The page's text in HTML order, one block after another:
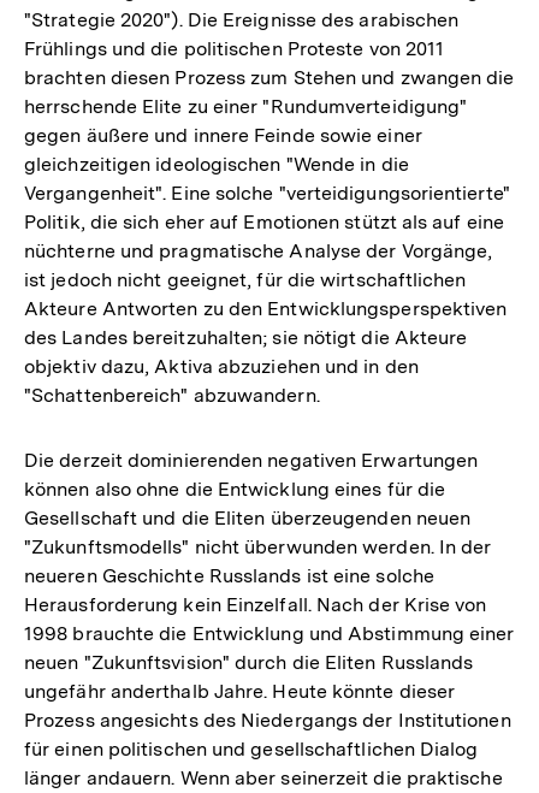
"Strategie 2020"). Die Ereignisse des arabischen
Frühlings und die politischen Proteste von 2011
brachten diesen Prozess zum Stehen und zwangen die
herrschende Elite zu einer "Rundumverteidigung"
gegen äußere und innere Feinde sowie einer
gleichzeitigen ideologischen "Wende in die
Vergangenheit". Eine solche "verteidigungsorientierte"
Politik, die sich eher auf Emotionen stützt als auf eine
nüchterne und pragmatische Analyse der Vorgänge,
ist jedoch nicht geeignet, für die wirtschaftlichen
Akteure Antworten zu den Entwicklungsperspektiven
des Landes bereitzuhalten; sie nötigt die Akteure
objektiv dazu, Aktiva abzuziehen und in den
"Schattenbereich" abzuwandern.
Die derzeit dominierenden negativen Erwartungen
können also ohne die Entwicklung eines für die
Gesellschaft und die Eliten überzeugenden neuen
"Zukunftsmodells" nicht überwunden werden. In der
neueren Geschichte Russlands ist eine solche
Herausforderung kein Einzelfall. Nach der Krise von
1998 brauchte die Entwicklung und Abstimmung einer
neuen "Zukunftsvision" durch die Eliten Russlands
ungefähr anderthalb Jahre. Heute könnte dieser
Prozess angesichts des Niedergangs der Institutionen
für einen politischen und gesellschaftlichen Dialog
länger andauern. Wenn aber seinerzeit die praktische